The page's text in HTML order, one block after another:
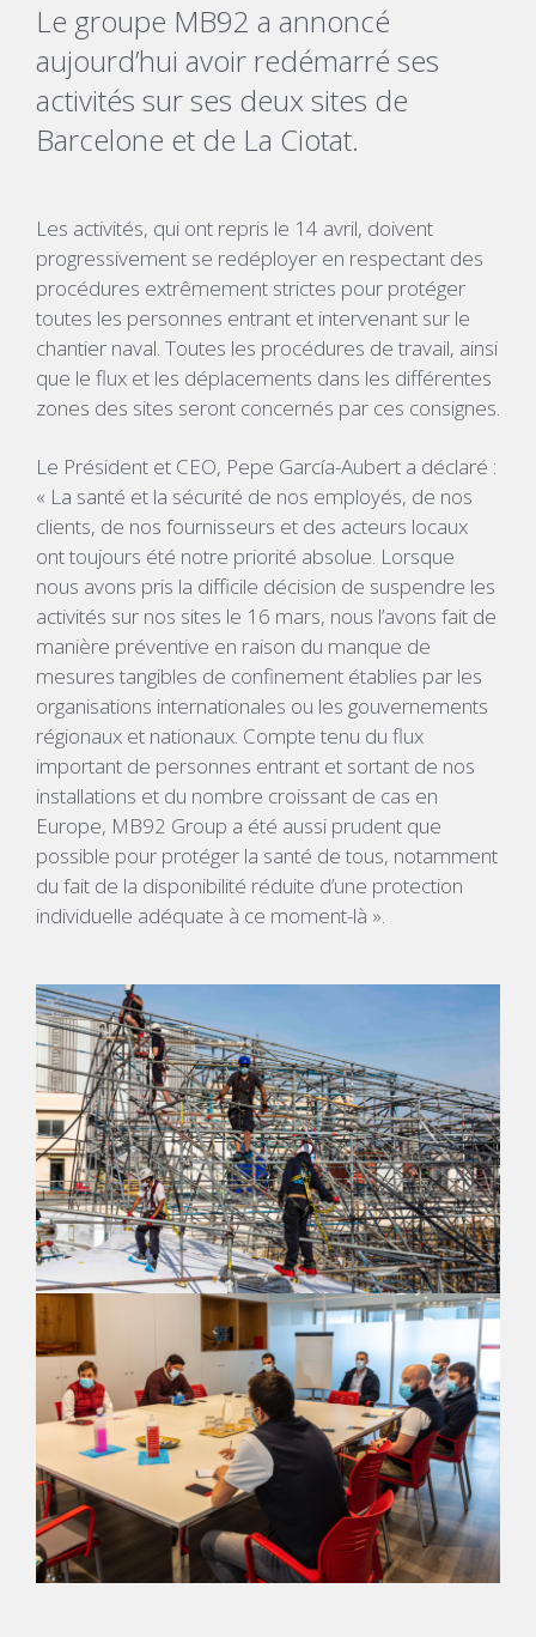
Le groupe MB92 a annoncé
aujourd’hui avoir redémarré ses
activités sur ses deux sites de
Barcelone et de La Ciotat.
Les activités, qui ont repris le 14 avril, doivent
progressivement se redéployer en respectant des
procédures extrêmement strictes pour protéger
toutes les personnes entrant et intervenant sur le
chantier naval. Toutes les procédures de travail, ainsi
que le flux et les déplacements dans les différentes
zones des sites seront concernés par ces consignes.
Le Président et CEO, Pepe García-Aubert a déclaré :
« La santé et la sécurité de nos employés, de nos
clients, de nos fournisseurs et des acteurs locaux
ont toujours été notre priorité absolue. Lorsque
nous avons pris la difficile décision de suspendre les
activités sur nos sites le 16 mars, nous l’avons fait de
manière préventive en raison du manque de
mesures tangibles de confinement établies par les
organisations internationales ou les gouvernements
régionaux et nationaux. Compte tenu du flux
important de personnes entrant et sortant de nos
installations et du nombre croissant de cas en
Europe, MB92 Group a été aussi prudent que
possible pour protéger la santé de tous, notamment
du fait de la disponibilité réduite d’une protection
individuelle adéquate à ce moment-là ».